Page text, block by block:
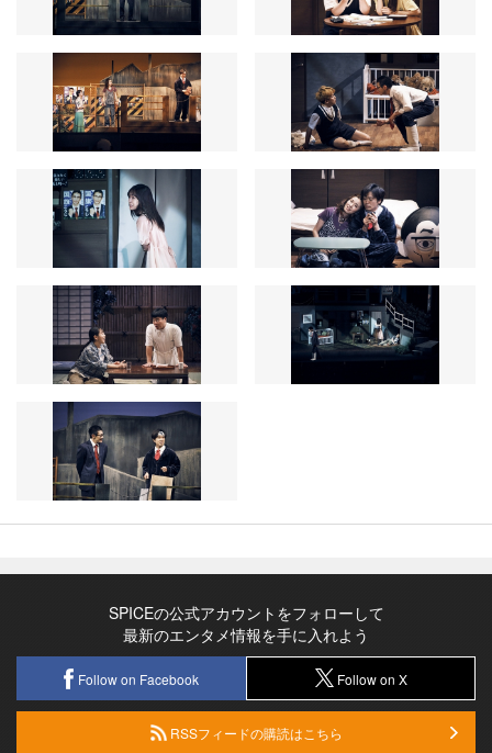
SPICEの公式アカウントをフォローして
最新のエンタメ情報を手に入れよう
Follow on Facebook Follow on X
RSSフィードの購読はこちら